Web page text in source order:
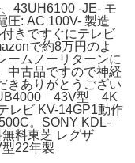
43UH6100 -JE- モ
圧: AC 100V- 製造
きですぐにテレビ
で約8万円のよ
ームノーリターンに
中古品ですので神経
きありがとうござい
43V型 4K
レビ KV-14GP1動作
。SONY KDL-
料東芝 レグザ
22年製